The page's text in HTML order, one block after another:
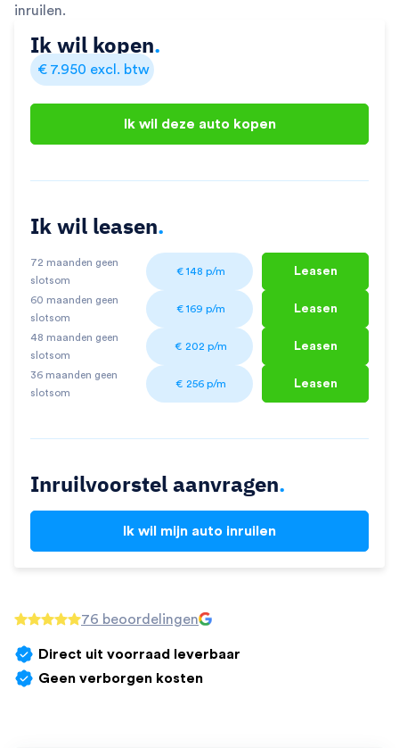
Ik wil kopen.
€ 7.950 excl. btw
Ik wil deze auto kopen
Ik wil leasen.
72 maanden geen
slotsom
€ 148 p/m Leasen
60 maanden geen
slotsom
€ 169 p/m Leasen
48 maanden geen
slotsom
€ 202 p/m Leasen
36 maanden geen
slotsom
€ 256 p/m Leasen
Inruilvoorstel aanvragen.
Ik wil mijn auto inruilen
76 beoordelingen
Direct uit voorraad leverbaar
Geen verborgen kosten
inruilen.